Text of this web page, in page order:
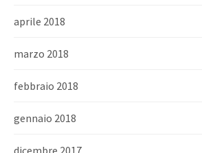
aprile 2018
marzo 2018
febbraio 2018
gennaio 2018
dicembre 2017